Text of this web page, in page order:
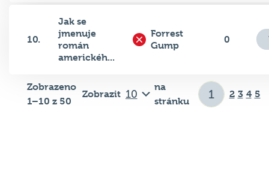
10.
Jak se
jmenuje
román
americkéh...
Forrest
Gump
0
Zobrazeno
1–10 z 50
Zobrazit
na
stránku
2 3 4 5